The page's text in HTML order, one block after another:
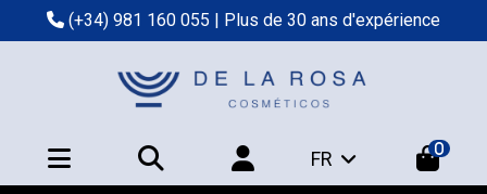
(+34) 981 160 055 | Plus de 30 ans d'expérience
FR 0